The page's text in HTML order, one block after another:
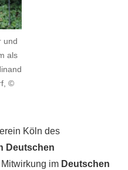
und
als
©
Köln des
Deutschen
im Deutschen